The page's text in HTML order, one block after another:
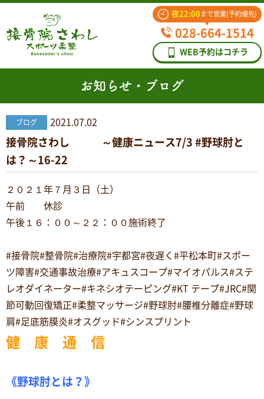
夜22:00 まで営業(予約優先)
028-664-1514
WEB予約はコチラ
お知らせ・ブログ
ブログ 2021.07.02
接骨院さわし ～健康ニュース7/3 #野球肘と
は？～16-22
２０２１年７月３日（土）
午前 休診
午後１６：００～２２：００施術終了
#接骨院#整骨院#治療院#宇都宮#夜遅く#平松本町#スポー
ツ障害#交通事故治療#アキュスコープ#マイオパルス#ステ
レオダイネーター#キネシオテーピング#KT テープ#JRC#関
節可動回復矯正#柔整マッサージ#野球肘#腰椎分離症#野球
肩#足底筋膜炎#オスグッド#シンスプリント
健 康 通 信
《野球肘とは？》